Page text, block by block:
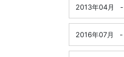
2013年04月 -
2016年07月 -